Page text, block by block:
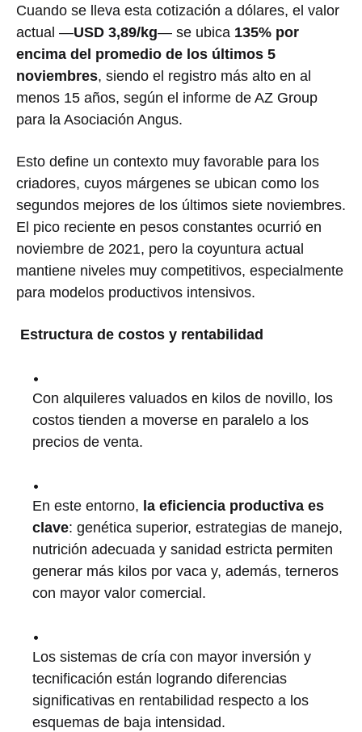
Cuando se lleva esta cotización a dólares, el valor
actual —USD 3,89/kg— se ubica 135% por
encima del promedio de los últimos 5
noviembres, siendo el registro más alto en al
menos 15 años, según el informe de AZ Group
para la Asociación Angus.
Esto define un contexto muy favorable para los
criadores, cuyos márgenes se ubican como los
segundos mejores de los últimos siete noviembres.
El pico reciente en pesos constantes ocurrió en
noviembre de 2021, pero la coyuntura actual
mantiene niveles muy competitivos, especialmente
para modelos productivos intensivos.
Estructura de costos y rentabilidad
Con alquileres valuados en kilos de novillo, los
costos tienden a moverse en paralelo a los
precios de venta.
En este entorno, la eficiencia productiva es
clave: genética superior, estrategias de manejo,
nutrición adecuada y sanidad estricta permiten
generar más kilos por vaca y, además, terneros
con mayor valor comercial.
Los sistemas de cría con mayor inversión y
tecnificación están logrando diferencias
significativas en rentabilidad respecto a los
esquemas de baja intensidad.